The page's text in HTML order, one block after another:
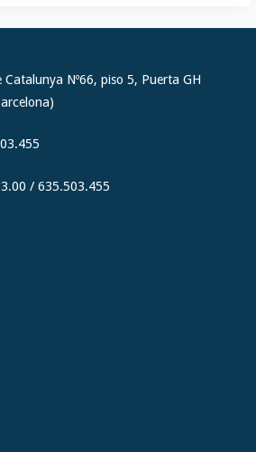
Catalunya Nº66, piso 5, Puerta GH
/ 635.503.455